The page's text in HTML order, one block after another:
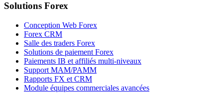
Solutions Forex
Conception Web Forex
Forex CRM
Salle des traders Forex
Solutions de paiement Forex
Paiements IB et affiliés multi-niveaux
Support MAM/PAMM
Rapports FX et CRM
Module équipes commerciales avancées